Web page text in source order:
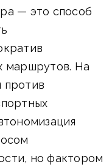
— это способ
маршрутов. На
против
но фактором